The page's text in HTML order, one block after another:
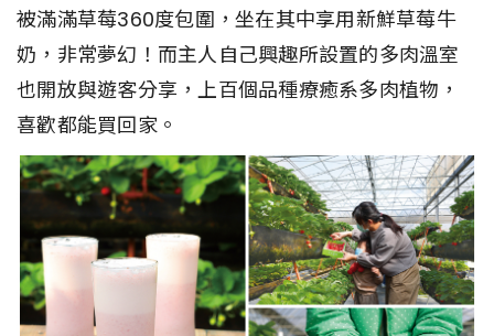
被滿滿草莓360度包圍，坐在其中享用新鮮草莓牛
奶，非常夢幻！而主人自己興趣所設置的多肉溫室
也開放與遊客分享，上百個品種療癒系多肉植物，
喜歡都能買回家。